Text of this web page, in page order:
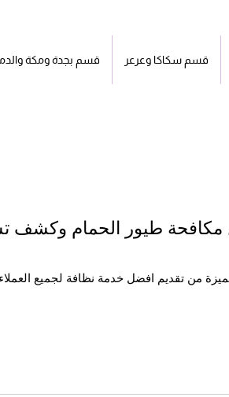
قسم بجدة ومكة قسم سكاكا وعرعر
مكافحة طيور الحمام
من تقديم افضل خدمة نظافة لجميع